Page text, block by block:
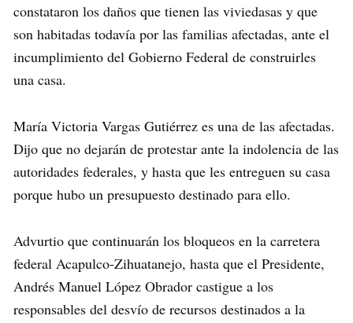
constataron los daños que tienen las viviedasas y que
son habitadas todavía por las familias afectadas, ante el
incumplimiento del Gobierno Federal de construirles
una casa.
María Victoria Vargas Gutiérrez es una de las afectadas.
Dijo que no dejarán de protestar ante la indolencia de las
autoridades federales, y hasta que les entreguen su casa
porque hubo un presupuesto destinado para ello.
Advurtio que continuarán los bloqueos en la carretera
federal Acapulco-Zihuatanejo, hasta que el Presidente,
Andrés Manuel López Obrador castigue a los
responsables del desvío de recursos destinados a la